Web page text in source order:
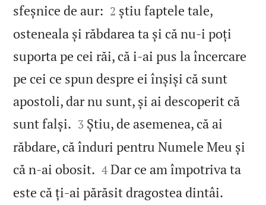
sfeșnice de aur: 

2 știu faptele tale,
osteneala și răbdarea ta și că nu‑i poți
suporta pe cei răi, că i‑ai pus la încercare
pe cei ce spun despre ei înșiși că sunt
apostoli, dar nu sunt, și ai descoperit că
sunt falși. 

3 Știu, de asemenea, că ai
răbdare, că înduri pentru Numele Meu și
că n‑ai obosit. 

4 Dar ce am împotriva ta
este că ți‑ai părăsit dragostea dintâi.